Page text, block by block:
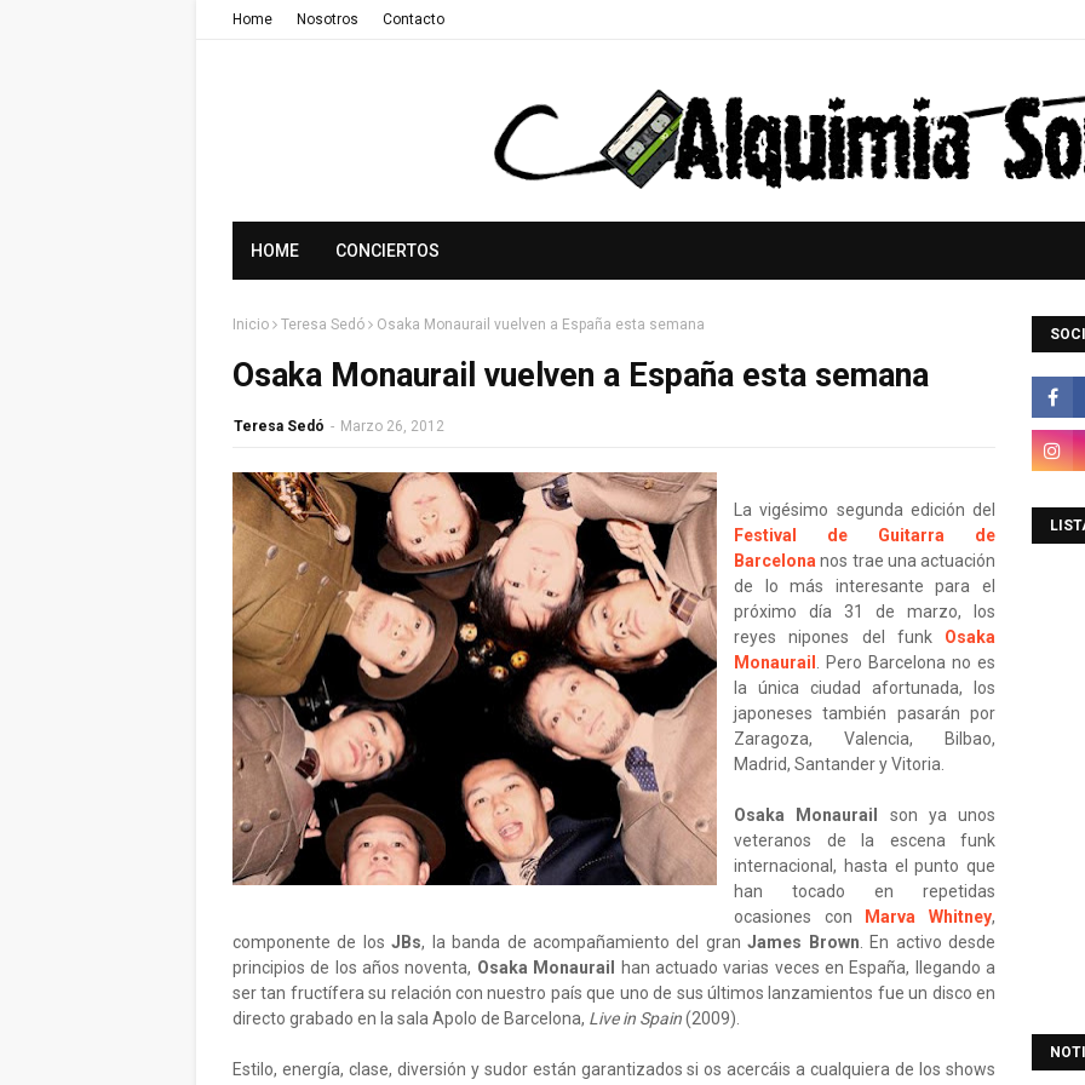
Home Nosotros Contacto
HOME CONCIERTOS
Inicio Teresa Sedó Osaka Monaurail vuelven a España esta semana
Osaka Monaurail vuelven a España esta semana
Teresa Sedó - Marzo 26, 2012
La vigésimo segunda edición del
Festival de Guitarra de
Barcelona nos trae una actuación
de lo más interesante para el
próximo día 31 de marzo, los
reyes nipones del funk Osaka
Monaurail
. Pero Barcelona no es
la única ciudad afortunada, los
japoneses también pasarán por
Zaragoza, Valencia, Bilbao,
Madrid, Santander y Vitoria.
Osaka Monaurail
son ya unos
veteranos de la escena funk
internacional, hasta el punto que
han tocado en repetidas
ocasiones con
Marva Whitney,
componente de losJBs, la banda de acompañamiento del granJames Brown . En activo desde
principios de los años noventa, Osaka Monaurail
han actuado varias veces en España, llegando a
ser tan fructífera su relación con nuestro país que uno de sus últimos lanzamientos fue un disco en
directo grabado en la sala Apolo de Barcelona, Live in Spain(2009).
Estilo, energía, clase, diversión y sudor están garantizados si os acercáis a cualquiera de los shows